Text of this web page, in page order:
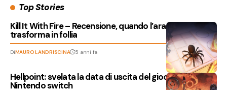
Top Stories
Kill It With Fire – Recensione, quando l’aracnofobia si
trasforma in follia
DiMAURO LANDRISCINA 5 anni fa
Hellpoint: svelata la data di uscita del gioco su
Nintendo switch